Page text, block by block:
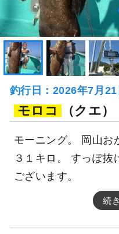
釣行日：2026年7月
モロコ （クエ）
モーニング。 岡山お
３１キロ。 すっぽ抜
ございます。
続